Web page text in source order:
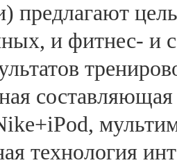
предлагают
и фитнес- и
технология